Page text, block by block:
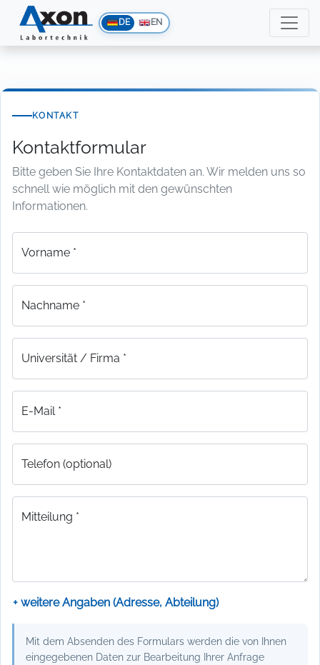
DE EN
KONTAKT
Kontaktformular
Bitte geben Sie Ihre Kontaktdaten an. Wir melden uns so
schnell wie möglich mit den gewünschten
Informationen.
Vorname *
Nachname *
Universität / Firma *
E-Mail *
Telefon (optional)
Mitteilung *
+ weitere Angaben (Adresse, Abteilung)
Mit dem Absenden des Formulars werden die von Ihnen
eingegebenen Daten zur Bearbeitung Ihrer Anfrage